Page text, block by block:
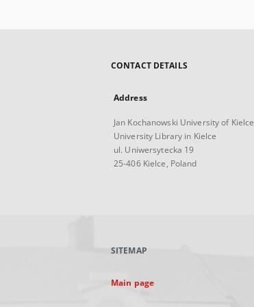
CONTACT DETAILS
Address
Jan Kochanowski University of Kielce
University Library in Kielce
ul. Uniwersytecka 19
25-406 Kielce, Poland
SITEMAP
Main page